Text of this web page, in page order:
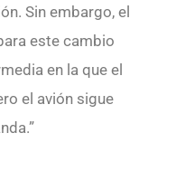
Sin embargo, el
este cambio
en la que el
el avión sigue